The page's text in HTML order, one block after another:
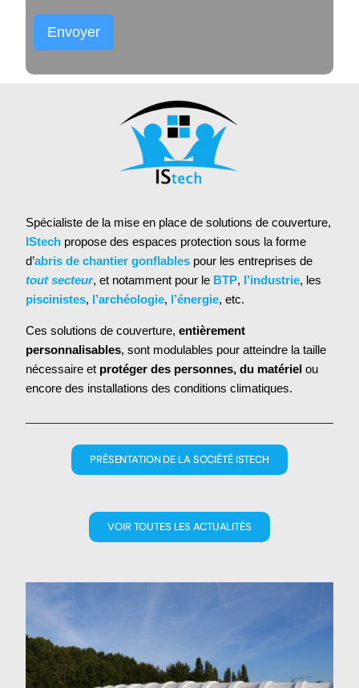
Envoyer
Alternative:
Spécialiste de la mise en place de solutions de couverture,
IStech propose des espaces protection sous la forme
d’abris de chantier gonflables pour les entreprises de
tout secteur, et notamment pour le BTP, l’industrie, les
piscinistes, l’archéologie, l’énergie, etc.
Ces solutions de couverture, entièrement
personnalisables, sont modulables pour atteindre la taille
nécessaire et protéger des personnes, du matériel ou
encore des installations des conditions climatiques.
PRÉSENTATION DE LA SOCIÉTÉ ISTECH
VOIR TOUTES LES ACTUALITÉS